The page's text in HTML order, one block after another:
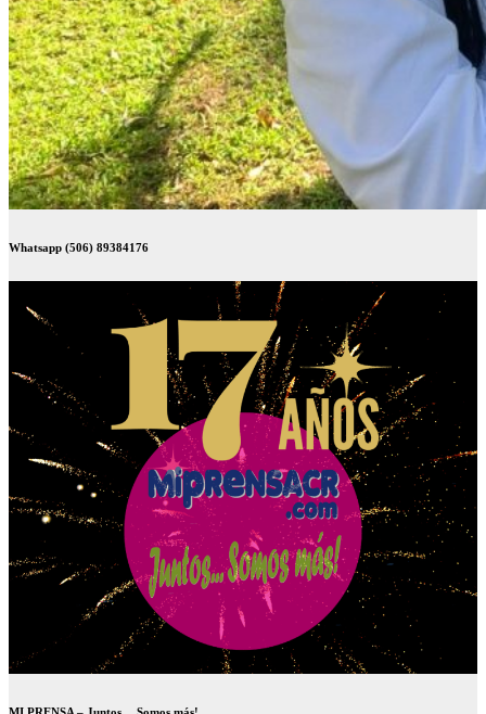
Whatsapp (506) 89384176